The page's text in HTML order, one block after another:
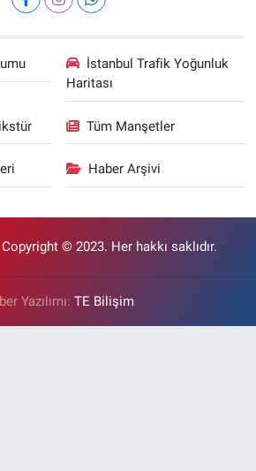
İstanbul Trafik Yoğunluk
Haritası
Tüm Manşetler
Haber Arşivi
Copyright © 2023. Her hakkı saklıdır.
Yazılımı: TE Bilişim